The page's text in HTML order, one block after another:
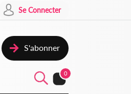
Se Connecter
S'abonner
0